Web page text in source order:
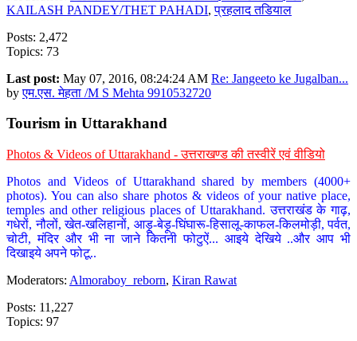
KAILASH PANDEY/THET PAHADI,प्रहलाद तडियाल
Posts: 2,472
Topics: 73
Last post: May 07, 2016, 08:24:24 AM Re: Jangeeto ke Jugalban...
byएम.एस. मेहता /M S Mehta 9910532720
Tourism in Uttarakhand
Photos & Videos of Uttarakhand - उत्तराखण्ड की तस्वीरें एवं वीडियो
Photos and Videos of Uttarakhand shared by members (4000+
photos). You can also share photos & videos of your native place,
temples and other religious places of Uttarakhand. उत्तराखंड के गाढ़,
गधेरों, नौलों, खेत-खलिहानों, आड़ू-बेड़ू-घिंघारू-हिसालू-काफल-किलमोड़ी, पर्वत,
चोटी, मंदिर और भी ना जाने कितनी फोटुऐं... आइये देखिये ..और आप भी
दिखाइये अपने फोटू..
Moderators: Almoraboy_reborn, Kiran Rawat
Posts: 11,227
Topics: 97